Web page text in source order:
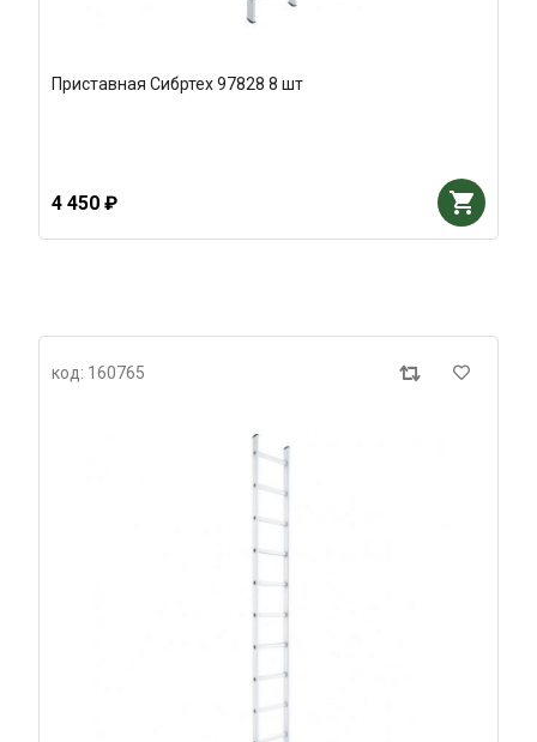
Приставная Сибртех 97828 8 шт
4 450 ₽
код: 160765